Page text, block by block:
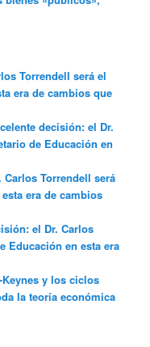
Torrendell será el
era de cambios que
decisión: el Dr.
de Educación en
Torrendell será
era de cambios
el Dr. Carlos
Educación en esta era
Keynes y los ciclos
la teoría económica